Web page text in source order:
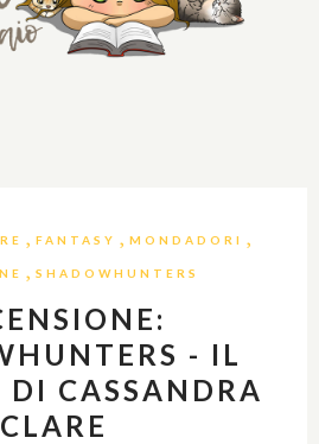
,FANTASY ,MONDADORI ,
, SHADOWHUNTERS
- IL
DI CASSANDRA
CLARE